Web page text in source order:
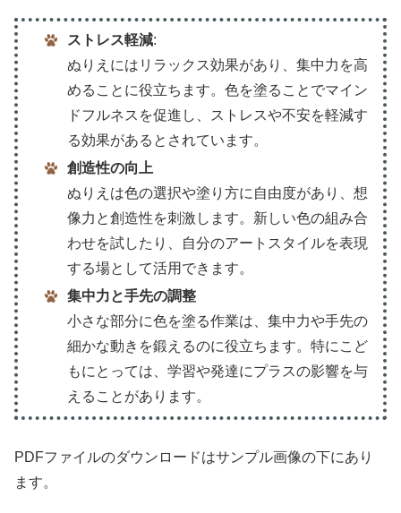
ストレス軽減:
ぬりえにはリラックス効果があり、集中力を高
めることに役立ちます。色を塗ることでマイン
ドフルネスを促進し、ストレスや不安を軽減す
る効果があるとされています。
創造性の向上
ぬりえは色の選択や塗り方に自由度があり、想
像力と創造性を刺激します。新しい色の組み合
わせを試したり、自分のアートスタイルを表現
する場として活用できます。
集中力と手先の調整
小さな部分に色を塗る作業は、集中力や手先の
細かな動きを鍛えるのに役立ちます。特にこど
もにとっては、学習や発達にプラスの影響を与
えることがあります。
PDFファイルのダウンロードはサンプル画像の下にあり
ます。